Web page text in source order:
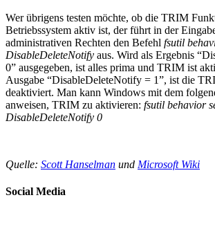
Wer übrigens testen möchte, ob die TRIM
Betriebssystem aktiv ist, der führt in der
administrativen Rechten den Befehl fsutil
DisableDeleteNotify aus. Wird als Ergebnis
0” ausgegeben, ist alles prima und TRIM ist
Ausgabe “DisableDeleteNotify = 1”, ist die
deaktiviert. Man kann Windows mit dem
anweisen, TRIM zu aktivieren: fsutil behavior
DisableDeleteNotify 0
Quelle: Scott Hanselman und Microsoft Wiki
Social Media